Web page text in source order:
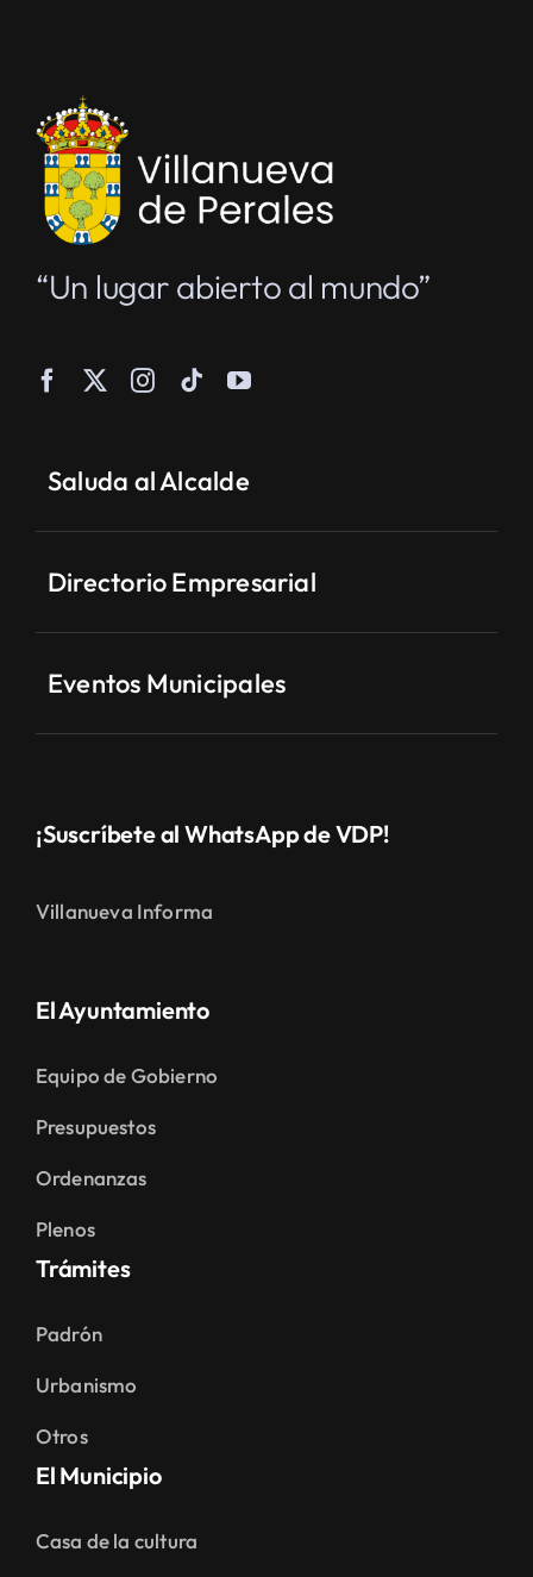
“Un lugar abierto al mundo”
Saluda al Alcalde
Directorio Empresarial
Eventos Municipales
¡Suscríbete al WhatsApp de VDP!
Villanueva Informa
El Ayuntamiento
Equipo de Gobierno
Presupuestos
Ordenanzas
Plenos
Trámites
Padrón
Urbanismo
Otros
El Municipio
Casa de la cultura